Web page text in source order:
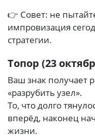
👉 Совет: не
импровизация
стратегии.
Топор (23
Ваш знак получает
«разрубить узел».
То, что долго
вперёд, наконец
жизни.